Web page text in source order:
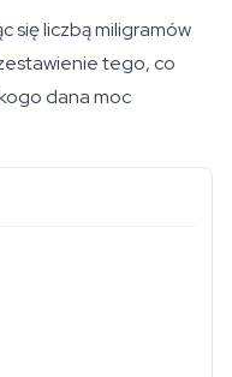
się liczbą miligramów
tego, co
dana moc